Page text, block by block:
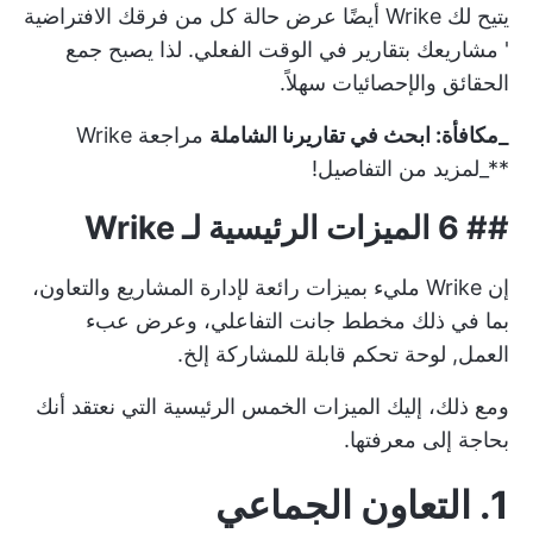
يتيح لك Wrike أيضًا عرض حالة كل من
فرقك الافتراضية
' مشاريعك بتقارير في الوقت الفعلي. لذا يصبح جمع
الحقائق والإحصائيات سهلاً.
_مكافأة: ابحث في تقاريرنا الشاملة مراجعة Wrike
**_لمزيد من التفاصيل!
## 6 الميزات الرئيسية لـ Wrike
إن Wrike مليء بميزات رائعة لإدارة المشاريع والتعاون،
بما في ذلك مخطط جانت التفاعلي، وعرض عبء
العمل, لوحة تحكم قابلة للمشاركة إلخ.
ومع ذلك، إليك الميزات الخمس الرئيسية التي نعتقد أنك
بحاجة إلى معرفتها.
1. التعاون الجماعي